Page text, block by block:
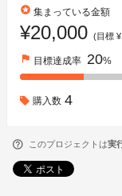
stars 集まっている金額
¥20,000 (目標
flag 目標達成率 20%
購入数 4
このプロジェクトは実